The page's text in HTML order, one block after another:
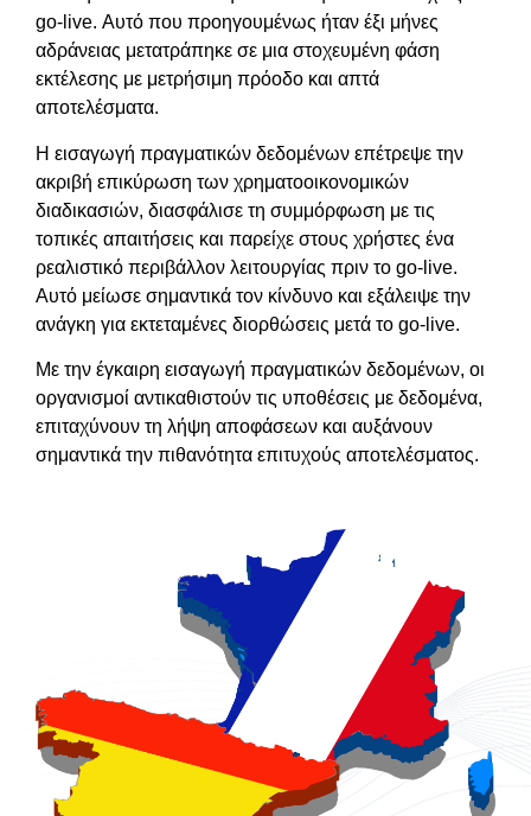
go-live. Αυτό που προηγουμένως ήταν έξι μήνες
αδράνειας μετατράπηκε σε μια στοχευμένη φάση
εκτέλεσης με μετρήσιμη πρόοδο και απτά
αποτελέσματα.
Η εισαγωγή πραγματικών δεδομένων επέτρεψε την
ακριβή επικύρωση των χρηματοοικονομικών
διαδικασιών, διασφάλισε τη συμμόρφωση με τις
τοπικές απαιτήσεις και παρείχε στους χρήστες ένα
ρεαλιστικό περιβάλλον λειτουργίας πριν το go-live.
Αυτό μείωσε σημαντικά τον κίνδυνο και εξάλειψε την
ανάγκη για εκτεταμένες διορθώσεις μετά το go-live.
Με την έγκαιρη εισαγωγή πραγματικών δεδομένων, οι
οργανισμοί αντικαθιστούν τις υποθέσεις με δεδομένα,
επιταχύνουν τη λήψη αποφάσεων και αυξάνουν
σημαντικά την πιθανότητα επιτυχούς αποτελέσματος.